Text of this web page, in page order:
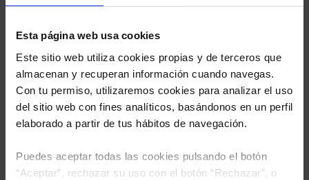
Esta página web usa cookies
Este sitio web utiliza cookies propias y de terceros que
almacenan y recuperan información cuando navegas.
Con tu permiso, utilizaremos cookies para analizar el uso
del sitio web con fines analíticos, basándonos en un perfil
elaborado a partir de tus hábitos de navegación.
Puedes aceptar todas las cookies pulsando el botón
“Aceptar”, rechazar su uso con el botón “Rechazar”, o